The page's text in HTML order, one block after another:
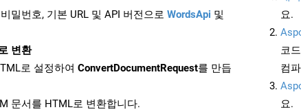
밀번호, 기본 URL 및 API 버전으로 WordsApi 및
변환
로 설정하여 ConvertDocumentRequest를 만듭
문서를 HTML로 변환합니다.
요.
코
컴
요.